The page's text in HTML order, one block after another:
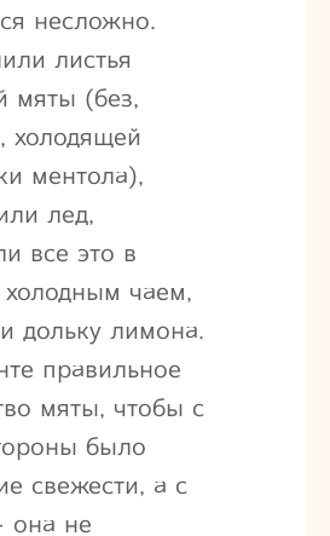
несложно.
листья
мяты (без,
холодящей
ментола),
лед,
все это в
холодным чаем,
дольку лимона.
правильное
мяты, чтобы с
было
свежести, а с
она не